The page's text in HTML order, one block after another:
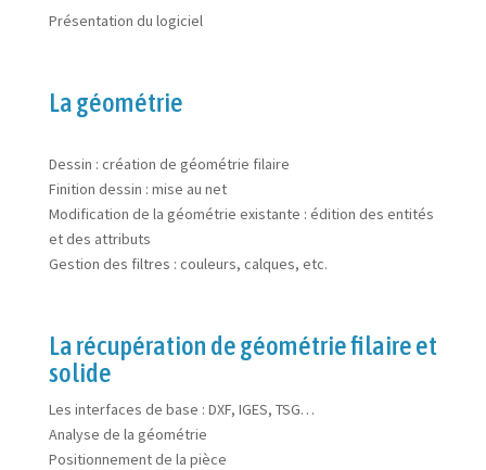
Présentation du logiciel
La géométrie
Dessin : création de géométrie filaire
Finition dessin : mise au net
Modification de la géométrie existante : édition des entités
et des attributs
Gestion des filtres : couleurs, calques, etc.
La récupération de géométrie filaire et
solide
Les interfaces de base : DXF, IGES, TSG…
Analyse de la géométrie
Positionnement de la pièce